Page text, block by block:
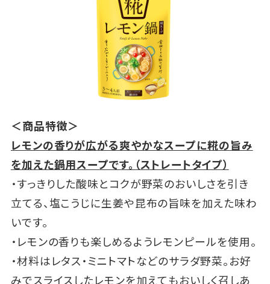
＜商品特徴＞
レモンの香りが広がる爽やかなスープに糀の旨み
を加えた鍋用スープです。（ストレートタイプ）
・すっきりした酸味とコクが野菜のおいしさを引き
立てる、塩こうじに生姜や昆布の旨味を加えた味わ
いです。
・レモンの香りも楽しめるようレモンピールを使用。
・材料はレタス・ミニトマトなどのサラダ野菜。お好
みでスライスしたレモンを加えてもおいしく召しあ